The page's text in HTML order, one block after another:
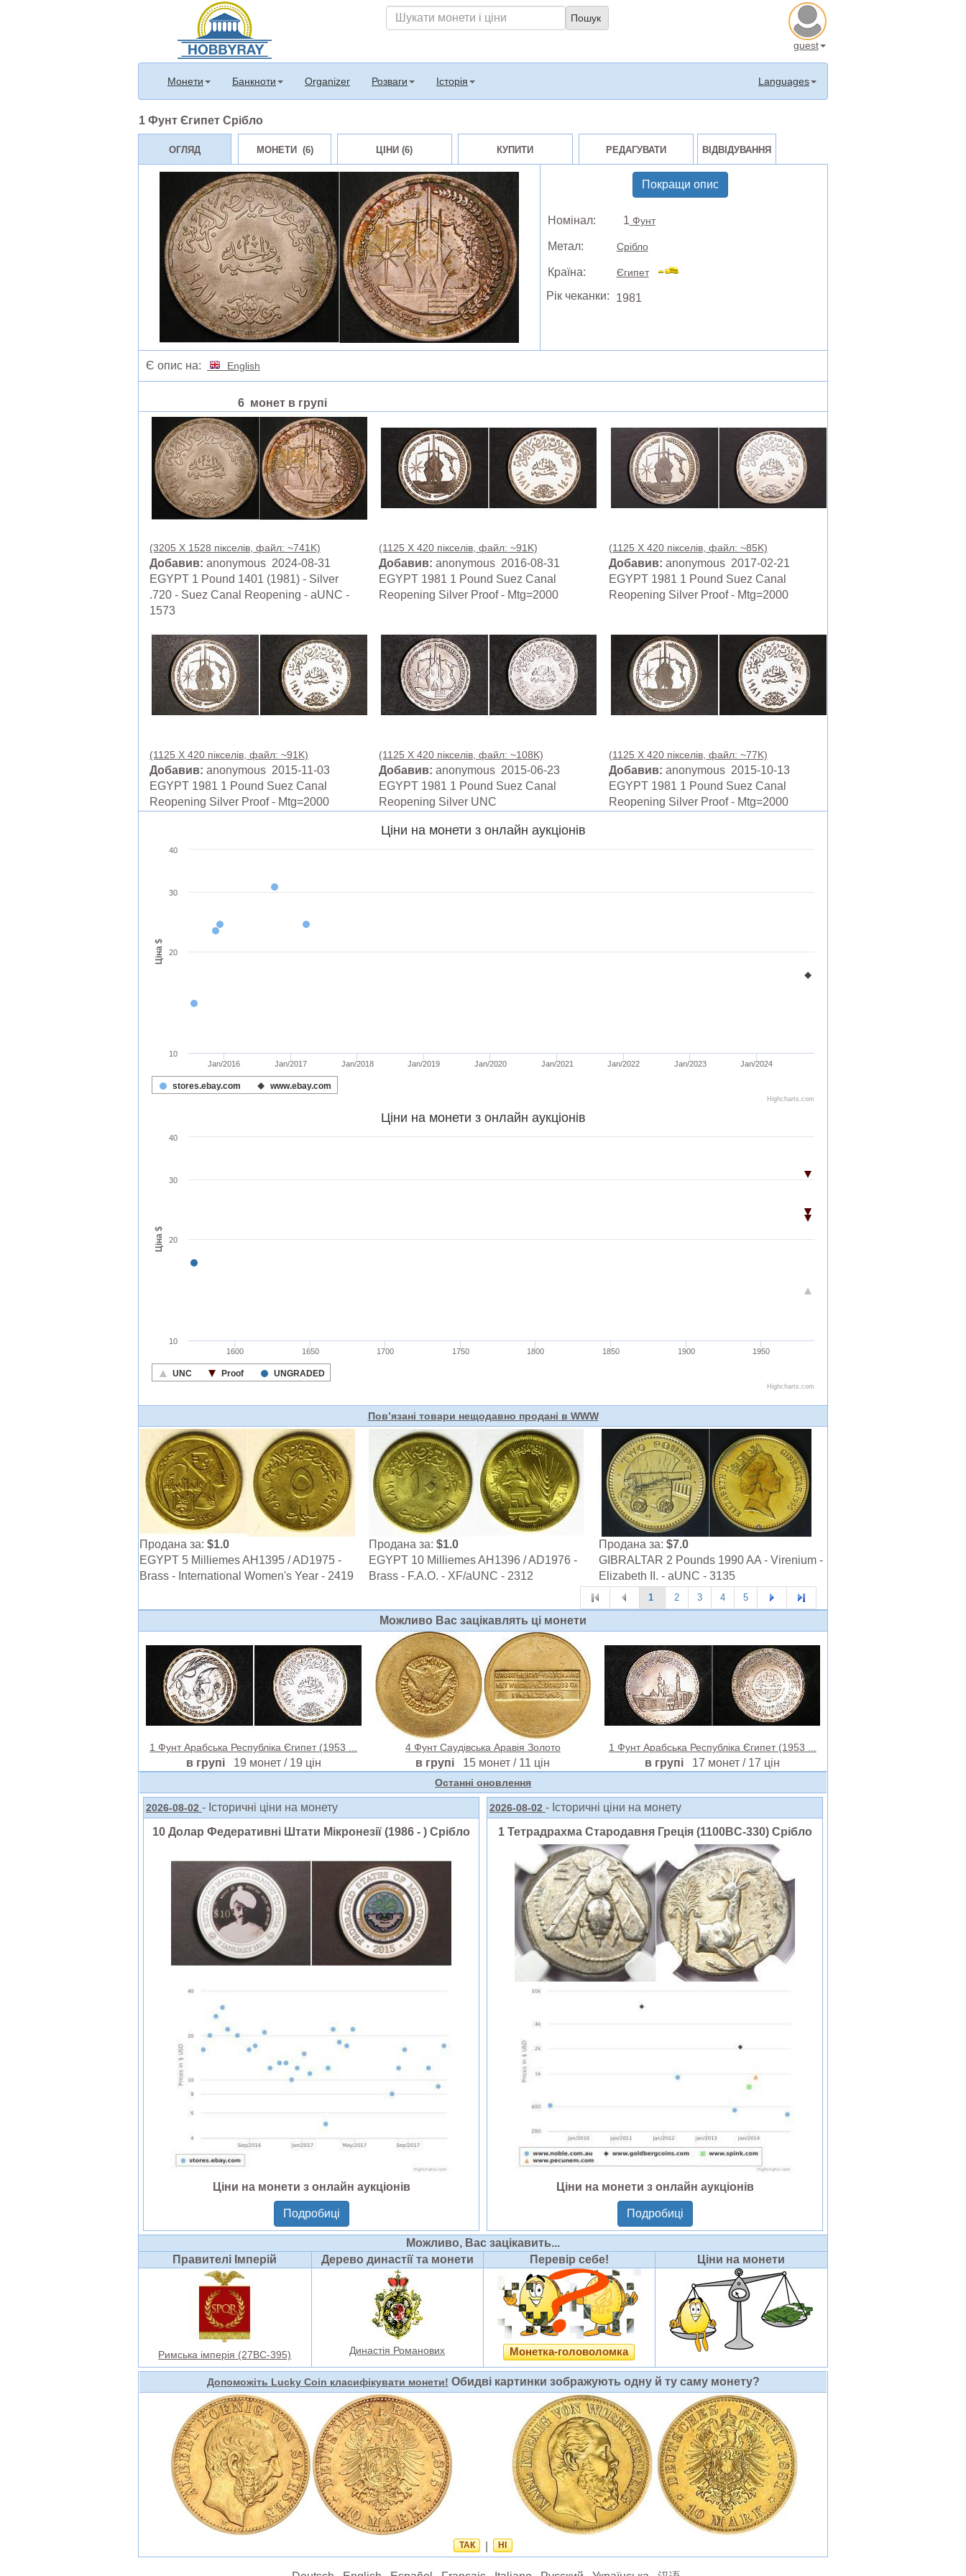
guest
Монети Банкноти Organizer Розваги Історія Languages
1 Фунт Єгипет Срібло
ОГЛЯД МОНЕТИ (6) ЦІНИ (6) КУПИТИ РЕДАГУВАТИ ВІДВІДУВАННЯ
Покращи опис
Номінал: 1 Фунт
Метал: Срібло
Країна: Єгипет
Рік чеканки: 1981
Є опис на: English
6 монет в групі
(3205 X 1528 пікселів, файл: ~741K)
Добавив: anonymous 2024-08-31
EGYPT 1 Pound 1401 (1981) - Silver
.720 - Suez Canal Reopening - aUNC -
1573
(1125 X 420 пікселів, файл: ~91K)
Добавив: anonymous 2016-08-31
EGYPT 1981 1 Pound Suez Canal
Reopening Silver Proof - Mtg=2000
(1125 X 420 пікселів, файл: ~85K)
Добавив: anonymous 2017-02-21
EGYPT 1981 1 Pound Suez Canal
Reopening Silver Proof - Mtg=2000
(1125 X 420 пікселів, файл: ~91K)
Добавив: anonymous 2015-11-03
EGYPT 1981 1 Pound Suez Canal
Reopening Silver Proof - Mtg=2000
(1125 X 420 пікселів, файл: ~108K)
Добавив: anonymous 2015-06-23
EGYPT 1981 1 Pound Suez Canal
Reopening Silver UNC
(1125 X 420 пікселів, файл: ~77K)
Добавив: anonymous 2015-10-13
EGYPT 1981 1 Pound Suez Canal
Reopening Silver Proof - Mtg=2000
Пов’язані товари нещодавно продані в WWW
Продана за: $1.0
EGYPT 5 Milliemes AH1395 / AD1975 -
Brass - International Women's Year - 2419
Продана за:$1.0
EGYPT 10 Milliemes AH1396 / AD1976 -
Brass - F.A.O. - XF/aUNC - 2312
Продана за: $7.0
GIBRALTAR 2 Pounds 1990 AA - Virenium -
Elizabeth II. - aUNC - 3135
1 2 3 4 5
Можливо Вас зацiкавлять цi монети
1 Фунт Арабська Республіка Єгипет (1953 ...
в групі 19 монет / 19 цін
4 Фунт Саудівська Аравія Золото
в групі 15 монет / 11 цін
1 Фунт Арабська Республіка Єгипет (1953 ...
в групі 17 монет / 17 цін
Oстанні оновлення
2026-08-02 - Історичні ціни на монету
10 Долар Федеративні Штати Мікронезії (1986 - ) Срібло
Ціни на монети з онлайн аукціонів
Подробиці
2026-08-02 - Історичні ціни на монету
1 Тетрадрахма Стародавня Греція (1100BC-330) Срібло
Ціни на монети з онлайн аукціонів
Подробиці
Можливо, Вас зацікавить...
Правителі Імперій
Римська імперія (27BC-395)
Дерево династії та монети
Династія Романових
Перевір себе!
Монетка-головоломка
Ціни на монети
Допоможіть Lucky Coin класифікувати монети! Обидві картинки зображують одну й ту саму монету?
ТАК НІ